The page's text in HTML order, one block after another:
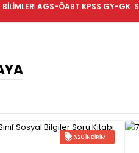
KPSS GY-GK
AGS-ÖABT
BILIMLERI
%20 İNDIRIM